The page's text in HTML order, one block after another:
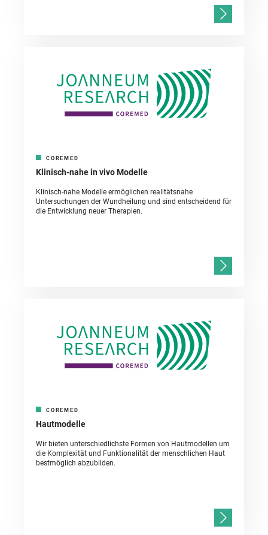
COREMED
Klinisch-nahe in vivo Modelle
Klinisch-nahe Modelle ermöglichen realitätsnahe
Untersuchungen der Wundheilung und sind entscheidend für
die Entwicklung neuer Therapien.
COREMED
Hautmodelle
Wir bieten unterschiedlichste Formen von Hautmodellen um
die Komplexität und Funktionalität der menschlichen Haut
bestmöglich abzubilden.